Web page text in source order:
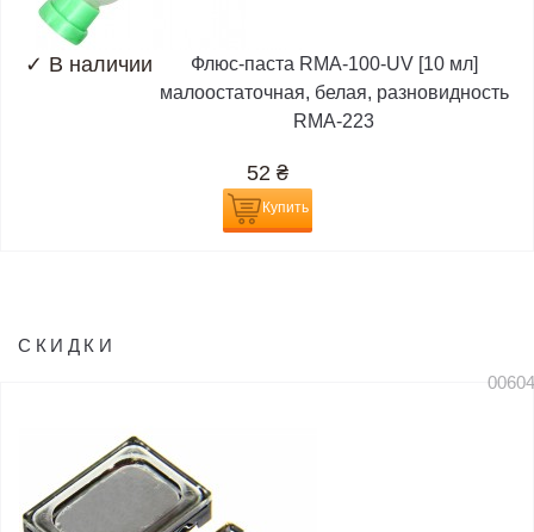
✓ В наличии
Флюс-паста RMA-100-UV [10 мл]
малоостаточная, белая, разновидность
RMA-223
52 ₴
Купить
СКИДКИ